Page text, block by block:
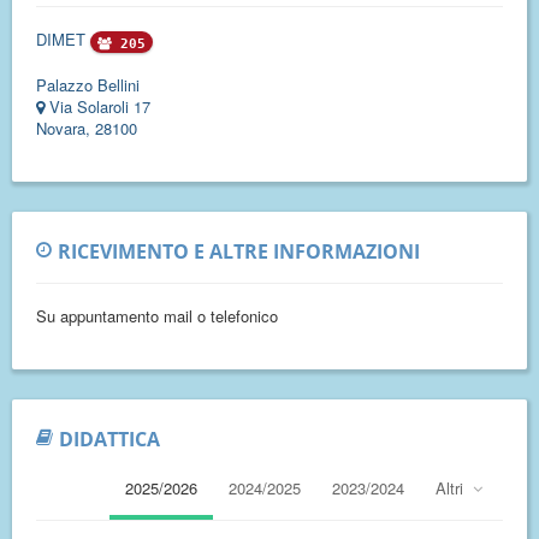
DIMET 205
Palazzo Bellini
Via Solaroli 17
Novara, 28100
RICEVIMENTO E ALTRE INFORMAZIONI
Su appuntamento mail o telefonico
DIDATTICA
2025/2026 2024/2025 2023/2024 Altri